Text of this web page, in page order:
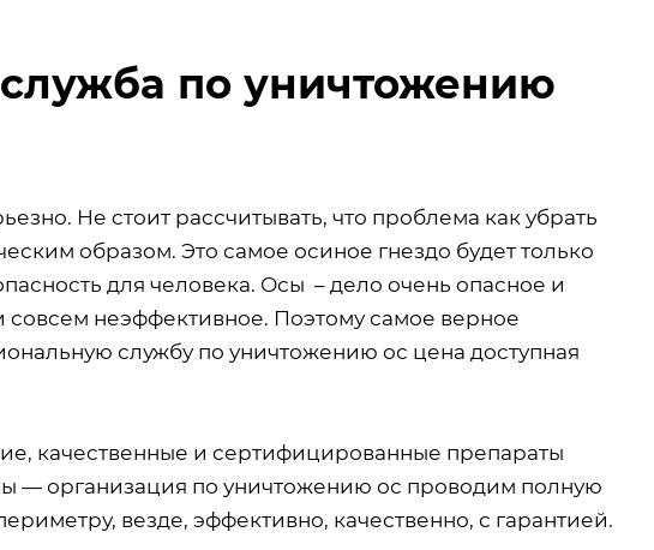
по уничтожению
Не стоит рассчитывать, что проблема как убрать
образом. Это самое осиное гнездо будет только
для человека. Осы – дело очень опасное и
неэффективное. Поэтому самое верное
службу по уничтожению ос цена доступная
качественные и сертифицированные препараты
— организация по уничтожению ос проводим полную
везде, эффективно, качественно, с гарантией.